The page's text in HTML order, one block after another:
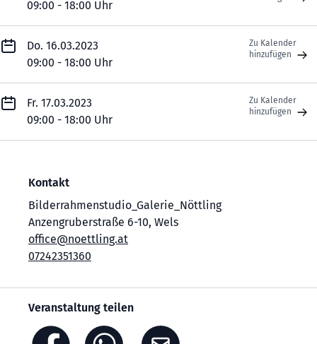
09:00 - 18:00 Uhr
Do. 16.03.2023
09:00 - 18:00 Uhr
Zu Kalender
hinzufügen
Fr. 17.03.2023
09:00 - 18:00 Uhr
Zu Kalender
hinzufügen
Kontakt
Bilderrahmenstudio_Galerie_Nöttling
Anzengruberstraße 6-10, Wels
office@noettling.at
07242351360
Veranstaltung teilen